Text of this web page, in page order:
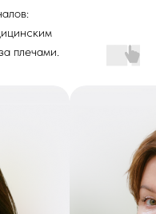
плечами.